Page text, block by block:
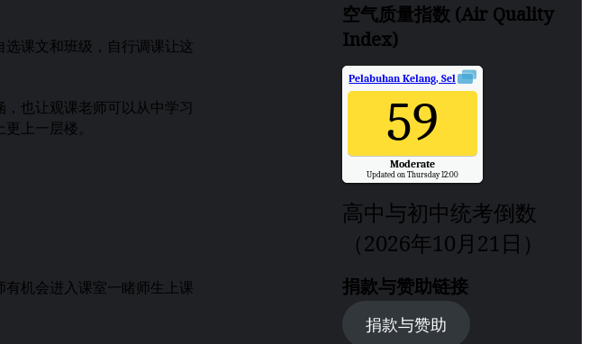
课文和班级，自行调课让这
也让观课老师可以从中学习
上一层楼。
机会进入课室一睹师生上课
空气质量指数 (Air Quality
Index)
Pelabuhan Kelang, Selangor
59
Moderate
Updated on Thursday 12:00
高中与初中统考倒数
（2026年10月21日）
捐款与赞助链接
捐款与赞助